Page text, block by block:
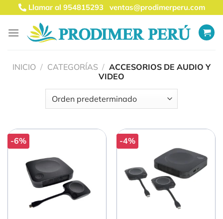
Saltar
al
contenido
Llamar al 954815293ventas@prodimerperu.com
INICIO / CATEGORÍAS / ACCESORIOS DE AUDIO Y
VIDEO
-6% -4%